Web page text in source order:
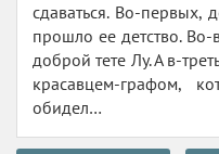
сдаваться. Во-первых,
прошло ее детство. Во-
доброй тете Лу. А в-
красавцем-графом,
обидел…